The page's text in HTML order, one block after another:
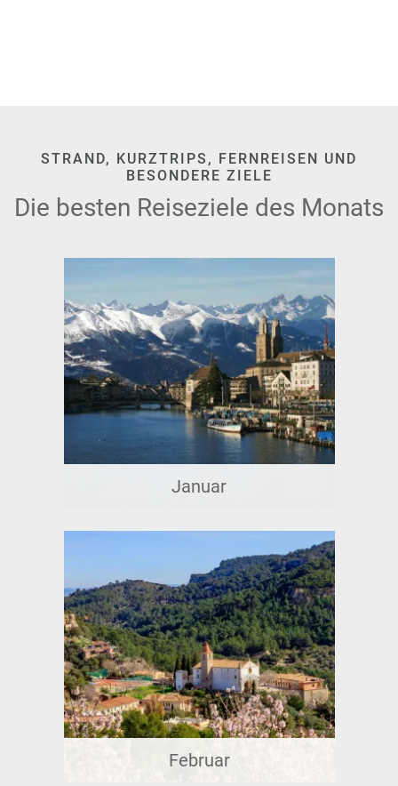
STRAND, KURZTRIPS, FERNREISEN UND
BESONDERE ZIELE
Die besten Reiseziele des Monats
Januar
Februar